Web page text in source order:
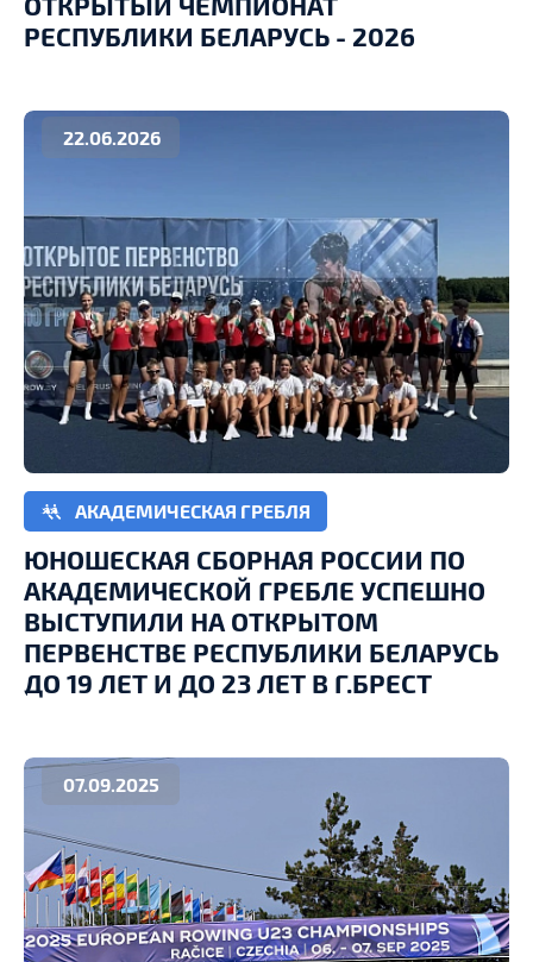
РЕСПУБЛИКИ БЕЛАРУСЬ - 2026
22.06.2026
АКАДЕМИЧЕСКАЯ ГРЕБЛЯ
ЮНОШЕСКАЯ СБОРНАЯ РОССИИ ПО
АКАДЕМИЧЕСКОЙ ГРЕБЛЕ УСПЕШНО
ВЫСТУПИЛИ НА ОТКРЫТОМ
ПЕРВЕНСТВЕ РЕСПУБЛИКИ БЕЛАРУСЬ
ДО 19 ЛЕТ И ДО 23 ЛЕТ В Г.БРЕСТ
07.09.2025